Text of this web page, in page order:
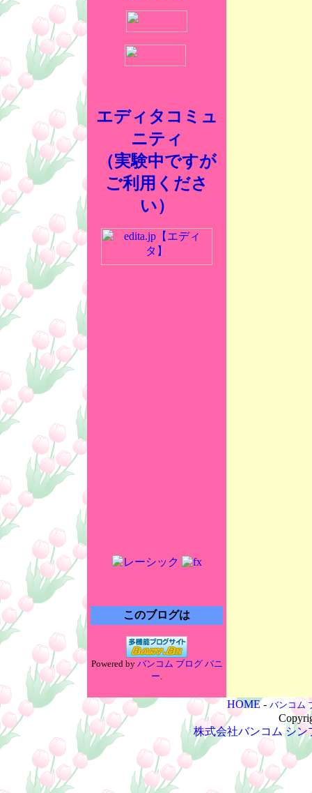
エディタコミュ
ニティ
（実験中ですが
ご利用くださ
い）
このブログは
Powered by バンコム ブログ バニ
ー.
HOME- バンコム
株式会社バンコム シン